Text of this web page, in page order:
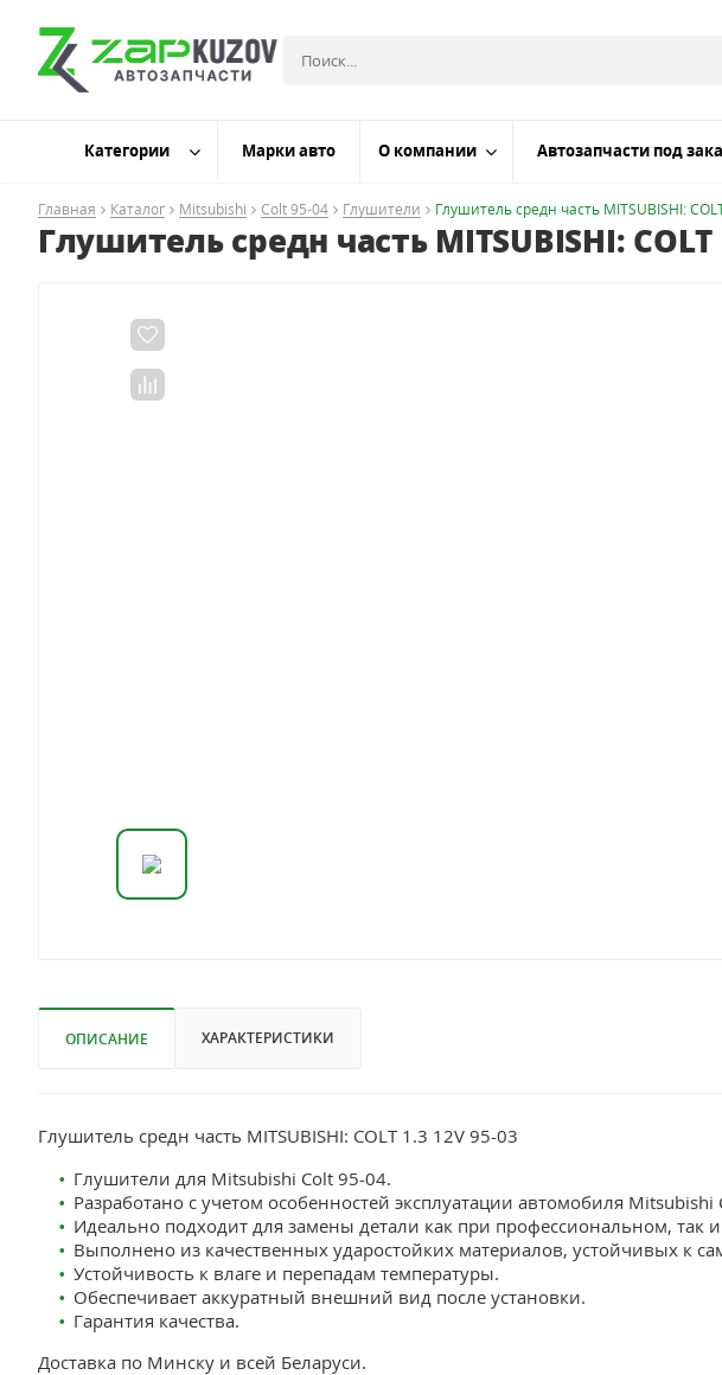
Категории Марки авто О компании Автозапчасти под
Главная Каталог Mitsubishi Colt 95-04 Глушители Глушитель средн часть MITSUBISHI:
Глушитель средн часть MITSUBISHI: COLT
ОПИСАНИЕ ХАРАКТЕРИСТИКИ
Глушитель средн часть MITSUBISHI: COLT 1.3 12V 95-03
Глушители для Mitsubishi Colt 95-04.
Разработано с учетом особенностей эксплуатации автомобиля Mitsubishi
Идеально подходит для замены детали как при профессиональном, так
Выполнено из качественных ударостойких материалов, устойчивых к
Устойчивость к влаге и перепадам температуры.
Обеспечивает аккуратный внешний вид после установки.
Гарантия качества.
Доставка по Минску и всей Беларуси.